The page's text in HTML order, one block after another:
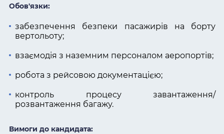
Обов'язки:
забезпечення безпеки пасажирів на борту
вертольоту;
взаємодія з наземним персоналом аеропортів;
робота з рейсовою документацією;
контроль процесу завантаження/
розвантаження багажу.
Вимоги до кандидата: